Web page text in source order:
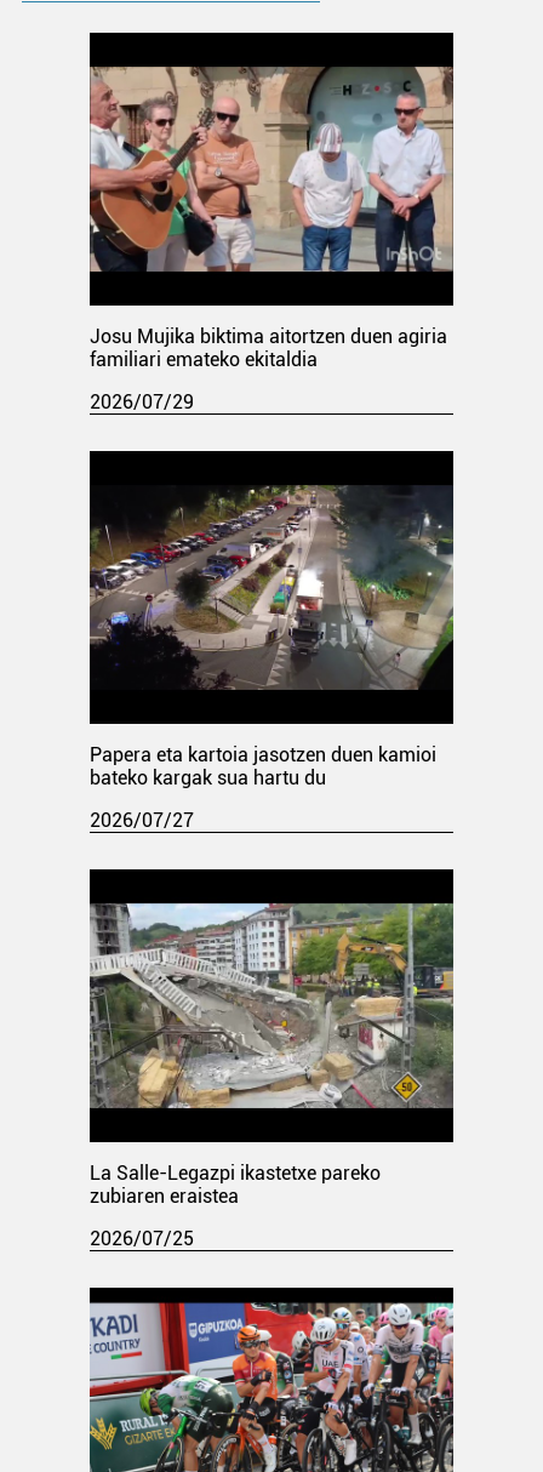
Josu Mujika biktima aitortzen duen agiria
familiari emateko ekitaldia
2026/07/29
Papera eta kartoia jasotzen duen kamioi
bateko kargak sua hartu du
2026/07/27
La Salle-Legazpi ikastetxe pareko
zubiaren eraistea
2026/07/25